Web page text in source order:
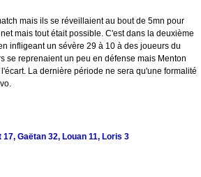
mais ils se réveillaient au bout de 5mn pour
mais tout était possible. C'est dans la deuxième
infligeant un sévère 29 à 10 à des joueurs du
se reprenaient un peu en défense mais Menton
La dernière période ne sera qu'une formalité
Gaëtan 32, Louan 11, Loris 3